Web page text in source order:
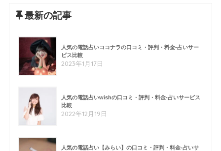
最新の記事
人気の電話占いココナラの口コミ・評判・料金-占いサー
ビス比較
2023年1月17日
人気の電話占いwishの口コミ・評判・料金-占いサービス
比較
2022年12月19日
人気の電話占い【みらい】の口コミ・評判・料金-占いサ